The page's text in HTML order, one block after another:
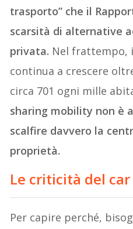
trasporto” che il
scarsità di alternative
privata. Nel frattempo,
continua a crescere
circa 701 ogni mille
sharing mobility non è
scalfire davvero la
proprietà.
Le criticità del
Per capire perché,